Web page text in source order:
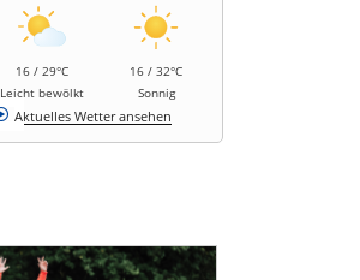
16 / 29°C
Leicht bewölkt
16 / 32°C
Sonnig
Aktuelles Wetter ansehen